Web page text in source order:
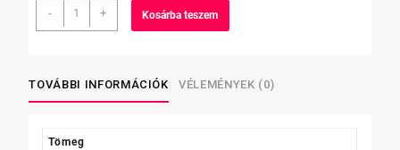
-
Frosch
súrolókrém,
citromos
mennyiség
+ Kosárba teszem
TOVÁBBI INFORMÁCIÓK VÉLEMÉNYEK (0)
Tömeg